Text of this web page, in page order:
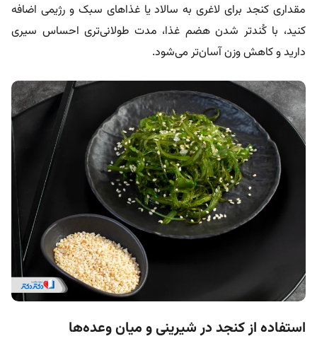
مقداری کنجد برای لاغری به سالاد یا غذاهای سبک و رژیمی اضافه
کنید، با کُندتر شدن هضم غذا، مدت طولانی‌تری احساس سیری
دارید و کاهش وزن آسان‌تر می‌شود.
استفاده از کنجد در شیرینی و میان وعده‌ها